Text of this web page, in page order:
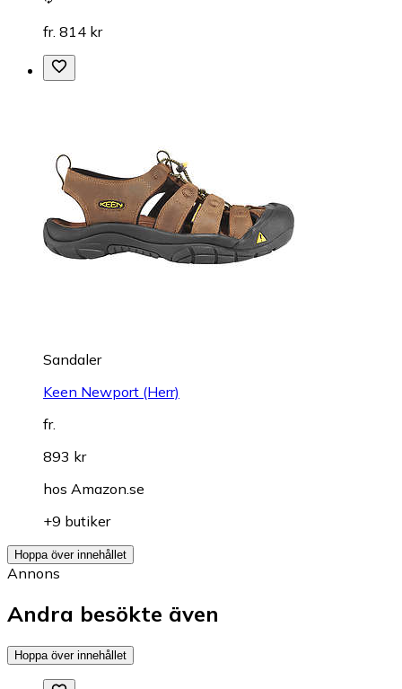
fr. 814 kr
Sandaler
Keen Newport (Herr)
fr.
893 kr
hos Amazon.se
+9 butiker
Hoppa över innehållet
Annons
Andra besökte även
Hoppa över innehållet